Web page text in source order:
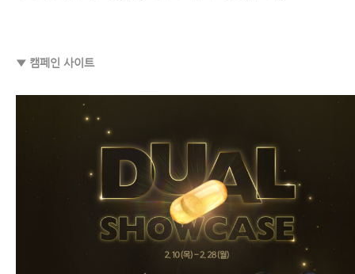
▼ 캠페인 사이트